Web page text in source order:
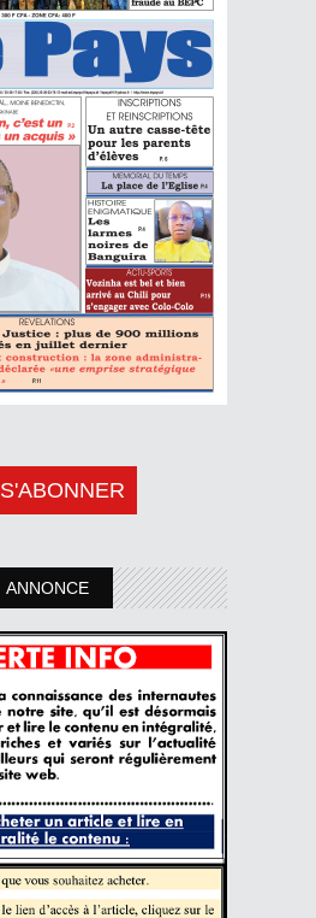
S'ABONNER
ANNONCE